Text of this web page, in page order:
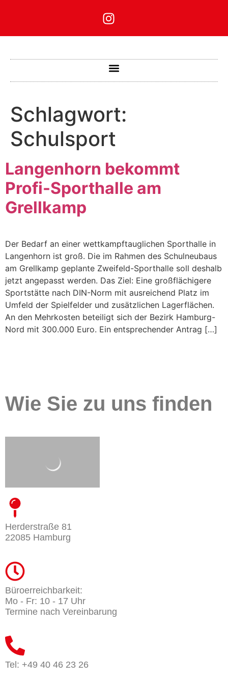
Schlagwort:
Schulsport
Langenhorn bekommt
Profi-Sporthalle am
Grellkamp
Der Bedarf an einer wettkampftauglichen Sporthalle in
Langenhorn ist groß. Die im Rahmen des Schulneubaus
am Grellkamp geplante Zweifeld-Sporthalle soll deshalb
jetzt angepasst werden. Das Ziel: Eine großflächigere
Sportstätte nach DIN-Norm mit ausreichend Platz im
Umfeld der Spielfelder und zusätzlichen Lagerflächen.
An den Mehrkosten beteiligt sich der Bezirk Hamburg-
Nord mit 300.000 Euro. Ein entsprechender Antrag […]
Wie Sie zu uns finden
Herderstraße 81
22085 Hamburg
Büroerreichbarkeit:
Mo - Fr: 10 - 17 Uhr
Termine nach Vereinbarung
Tel: +49 40 46 23 26